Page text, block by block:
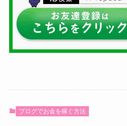
ブログでお金を稼ぐ方法